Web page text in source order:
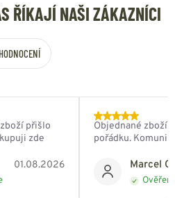
ŘÍKAJÍ NAŠI ZÁKAZNÍCI
01.08.2026
přišlo
zde
Marcel
Objednané zboží
pořádku.